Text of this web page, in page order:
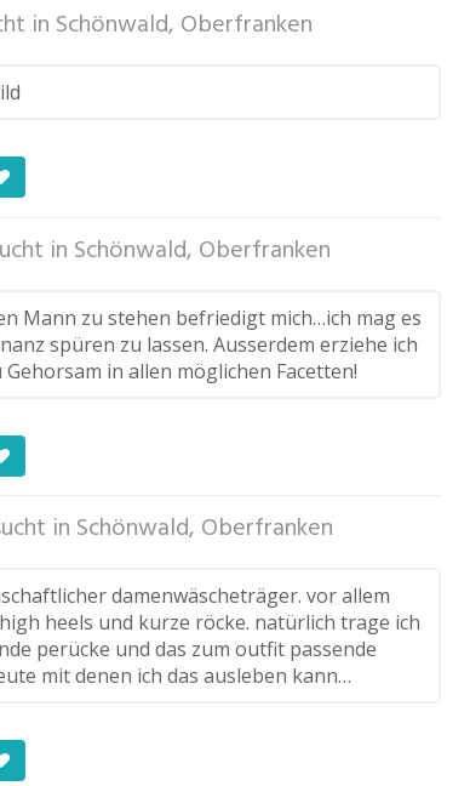
in Schönwald, Oberfranken
in Schönwald, Oberfranken
Mann zu stehen befriedigt mich…ich mag es
spüren zu lassen. Ausserdem erziehe ich
in allen möglichen Facetten!
in Schönwald, Oberfranken
damenwäscheträger. vor allem
heels und kurze röcke. natürlich trage ich
perücke und das zum outfit passende
mit denen ich das ausleben kann…